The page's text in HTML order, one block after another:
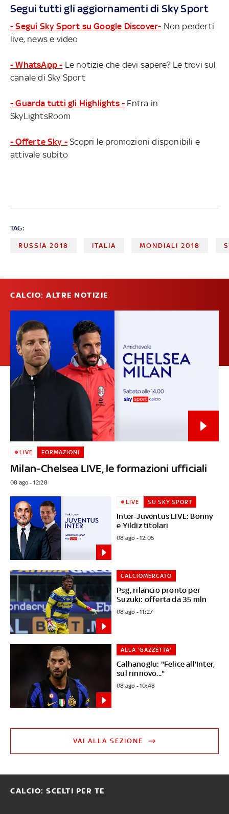
Segui tutti gli aggiornamenti di Sky Sport
- Segui Sky Sport su Google Discover- Non perderti
live, news e video
- WhatsApp - Le notizie che devi sapere? Le trovi sul
canale di Sky Sport
- Guarda tutti gli Highlights - Entra in
SkyLightsRoom
- Offerte Sky - Scopri le promozioni disponibili e
attivale subito
TAG:
RUSSIA 2018 ITALIA MONDIALI 2018
CALCIO: ALTRE NOTIZIE
Milan-Chelsea LIVE, le formazioni ufficiali
LIVE FORMAZIONI
08 ago - 12:28
Inter-Juventus LIVE: Bonny
e Yildiz titolari
LIVE SU SKY SPORT
08 ago - 12:05
Psg, rilancio pronto per
Suzuki: offerta da 35 mln
CALCIOMERCATO
08 ago - 11:27
Calhanoglu: "Felice all'Inter,
sul rinnovo..."
ALLA 'GAZZETTA'
08 ago - 10:48
VAI ALLA SEZIONE
CALCIO: SCELTI PER TE